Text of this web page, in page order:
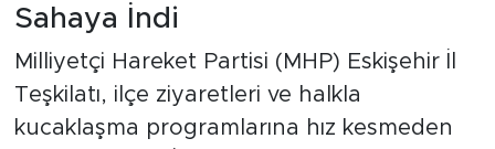
Sahaya İndi
Milliyetçi Hareket Partisi (MHP) Eskişehir İl
Teşkilatı, ilçe ziyaretleri ve halkla
kucaklaşma programlarına hız kesmeden